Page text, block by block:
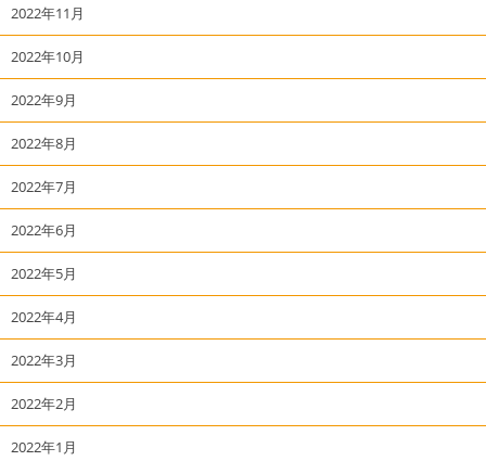
2022年11月
2022年10月
2022年9月
2022年8月
2022年7月
2022年6月
2022年5月
2022年4月
2022年3月
2022年2月
2022年1月